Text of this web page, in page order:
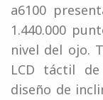
a6100
1.440.000
nivel del ojo.
LCD táctil
diseño de